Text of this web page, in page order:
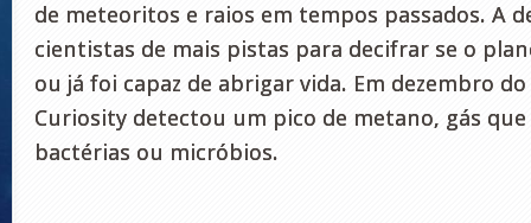
de meteoritos e raios em tempos passados. A
cientistas de mais pistas para decifrar se o
ou já foi capaz de abrigar vida. Em dezembro
Curiosity detectou um pico de metano, gás
bactérias ou micróbios.